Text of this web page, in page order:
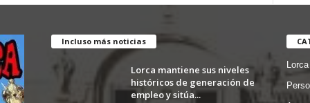
Incluso más noticias
Lorca mantiene sus niveles
históricos de generación de
empleo y sitúa...
Lorca